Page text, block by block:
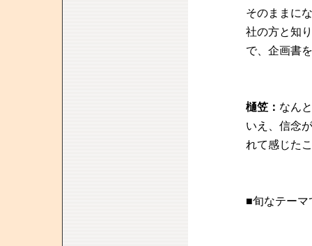
そのままに
社の方と知
で、企画書
樋笠： なん
いえ、信念
れて感じた
■旬なテーマ